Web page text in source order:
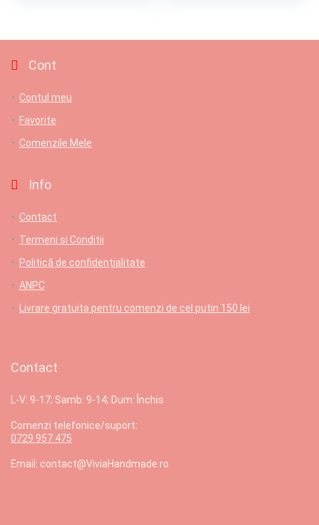
Cont
Contul meu
Favorite
Comenzile Mele
Info
Contact
Termeni si Conditii
Politică de confidențialitate
ANPC
Livrare gratuita pentru comenzi de cel putin 150 lei
Contact
L-V: 9-17; Samb: 9-14; Dum: Închis
Comenzi telefonice/suport:
0729 957 475
Email: contact@ViviaHandmade.ro